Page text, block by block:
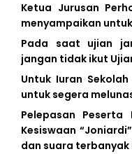
Ketua Jurusan
menyampaikan
Pada saat ujian
jangan tidak ikut
Untuk Iuran
untuk segera
Pelepasan
Kesiswaan
dan suara terbanyak